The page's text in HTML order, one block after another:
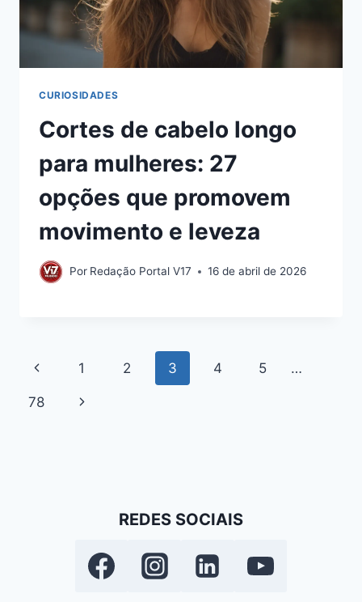
CURIOSIDADES
Cortes de cabelo longo
para mulheres: 27
opções que promovem
movimento e leveza
Por Redação Portal V17 16 de abril de 2026
Navegação
da
Página
Anterior
1 2 3 4 5 …
78
Página
REDES SOCIAIS